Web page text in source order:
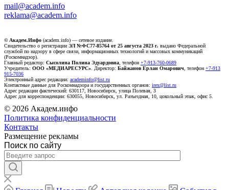
mail@academ.info
reklama@academ.info
© Академ.Инфо (academ.info) — сетевое издание.
Свидетельство о регистрации ЭЛ №ФС77-85764 от 25 августа 2023 г. выдано Федеральной
службой по надзору в сфере связи, информационных технологий и массовых коммуникаций
(Роскомнадзор).
Главный редактор: Сысолина Полина Эдуардовна , телефон +7-913-760-0689
Учредитель: ООО «МЕДИАРЕСУРС» . Директор: Байжанов Ерлан Омарович , телефон +7-913
915-7036
Электронный адрес редакции: academinfo@list.ru
Контактные данные для Роскомнадзора и государственных органов: irex@list.ru
Адрес редакции фактический: 630117, Новосибирск, улица Полевая, 3
Адрес для корреспонденции: 630055, Новосибирск, ул. Разъездная, 10, цокольный этаж, офис 5.
© 2026 Академ.инфо
Политика конфиденциальности
Контакты
Размещение рекламы
Поиск по сайту